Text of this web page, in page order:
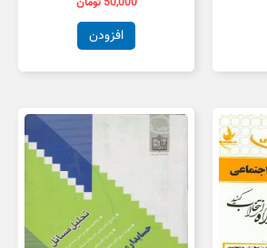
افزودن